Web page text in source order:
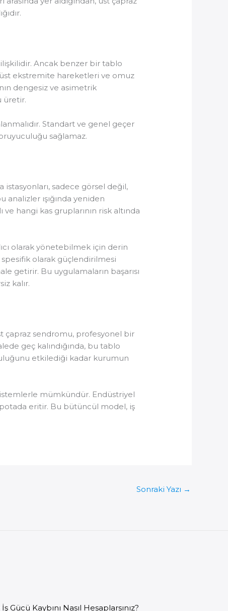
Ancak benzer bir tablo
üst ekstremite hareketleri ve omuz
dengesiz ve asimetrik
üretir.
Standart ve genel geçer
sağlamaz.
sadece görsel değil,
ışığında yeniden
hangi kas gruplarının risk altında
olarak yönetebilmek için derin
olarak güçlendirilmesi
getirir. Bu uygulamaların başarısı
kalır.
çapraz sendromu, profesyonel bir
geç kalındığında, bu tablo
etkilediği kadar kurumun
mümkündür. Endüstriyel
eritir. Bu bütüncül model, iş
Sonraki Yazı →
Kaybını Nasıl Hesaplarsınız?